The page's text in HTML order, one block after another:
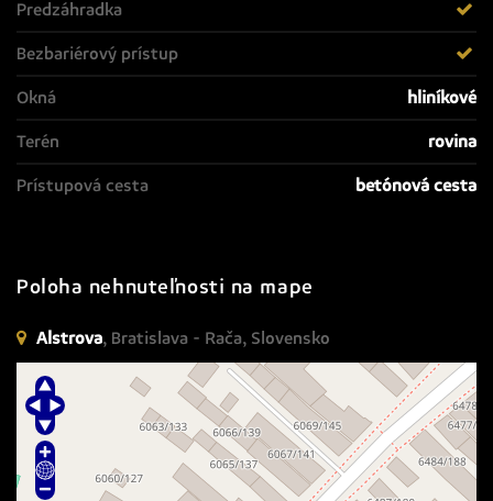
Predzáhradka
Bezbariérový prístup
Okná hliníkové
Terén rovina
Prístupová cesta betónová cesta
Poloha nehnuteľnosti na mape
Alstrova, Bratislava - Rača, Slovensko